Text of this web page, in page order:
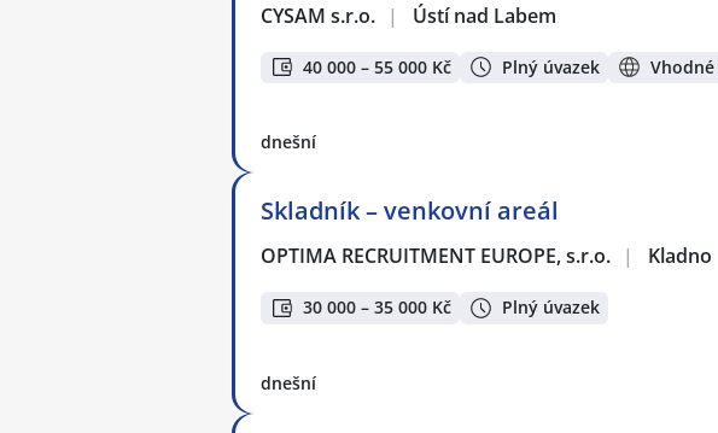
CYSAM s.r.o. | Ústí nad Labem
40 000 – 55 000 Kč Plný úvazek
dnešní
Skladník – venkovní areál
OPTIMA RECRUITMENT EUROPE, s.r.o. | Kladno
30 000 – 35 000 Kč Plný úvazek
dnešní